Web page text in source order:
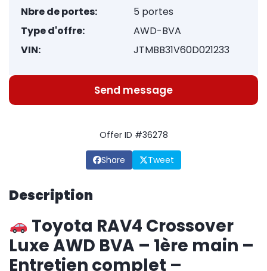
Nbre de portes:
5 portes
Type d'offre:
AWD-BVA
VIN:
JTMBB31V60D021233
Send message
Offer ID #36278
Share Tweet
Description
Toyota RAV4 Crossover
Luxe AWD BVA – 1ère main –
Entretien complet –